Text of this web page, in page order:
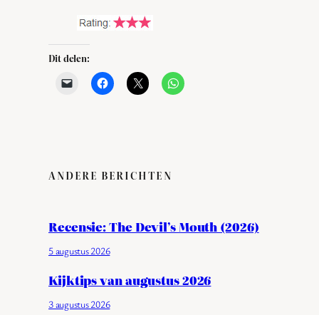
Dit delen:
ANDERE BERICHTEN
Recensie: The Devil’s Mouth (2026)
5 augustus 2026
Kijktips van augustus 2026
3 augustus 2026